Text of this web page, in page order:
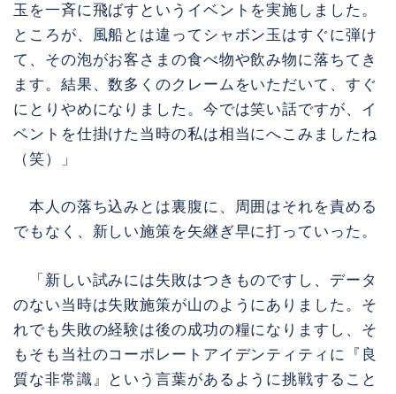
玉を一斉に飛ばすというイベントを実施しました。
ところが、風船とは違ってシャボン玉はすぐに弾け
て、その泡がお客さまの食べ物や飲み物に落ちてき
ます。結果、数多くのクレームをいただいて、すぐ
にとりやめになりました。今では笑い話ですが、イ
ベントを仕掛けた当時の私は相当にへこみましたね
（笑）」
本人の落ち込みとは裏腹に、周囲はそれを責める
でもなく、新しい施策を矢継ぎ早に打っていった。
「新しい試みには失敗はつきものですし、データ
のない当時は失敗施策が山のようにありました。そ
れでも失敗の経験は後の成功の糧になりますし、そ
もそも当社のコーポレートアイデンティティに『良
質な非常識』という言葉があるように挑戦すること